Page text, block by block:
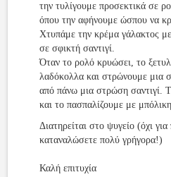
την τυλίγουμε προσεκτικά σε
όπου την αφήνουμε ώσπου να
Χτυπάμε την κρέμα γάλακτος
σε σφικτή σαντιγί.
Όταν το ρολό κρυώσει, το
λαδόκολλα και στρώνουμε μια
από πάνω μια στρώση σαντιγί.
και το πασπαλίζουμε με
Διατηρείται στο ψυγείο (όχι
καταναλώσετε πολύ γρήγορα!)
Καλή επιτυχία